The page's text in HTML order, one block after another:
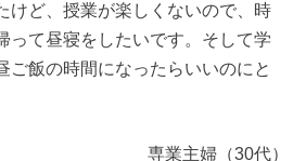
けど、授業が楽しくないので、時
って昼寝をしたいです。そして学
ご飯の時間になったらいいのにと
専業主婦（30代）